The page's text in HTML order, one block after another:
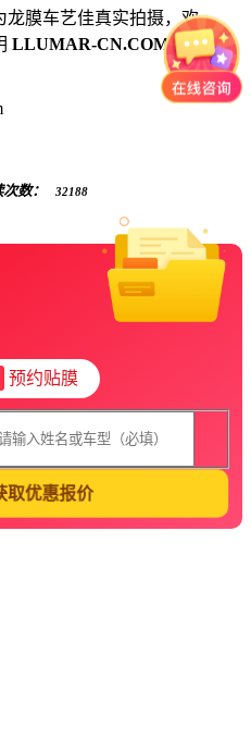
龙膜车艺佳真实拍摄，欢
LLUMAR-CN.COM来
次数： 32188
预约贴膜
取优惠报价